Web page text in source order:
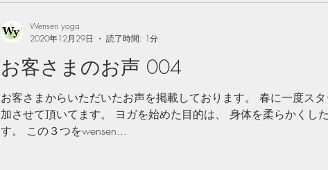
お客さまのお声 004
お客さまからいただいたお声を掲載しております。 春に一度ス
加させて頂いてます。 ヨガを始めた目的は、 身体を柔らかくし
す。 この３つをwensen...
Wensen yoga
2020年12月29日
読了時間: 1分